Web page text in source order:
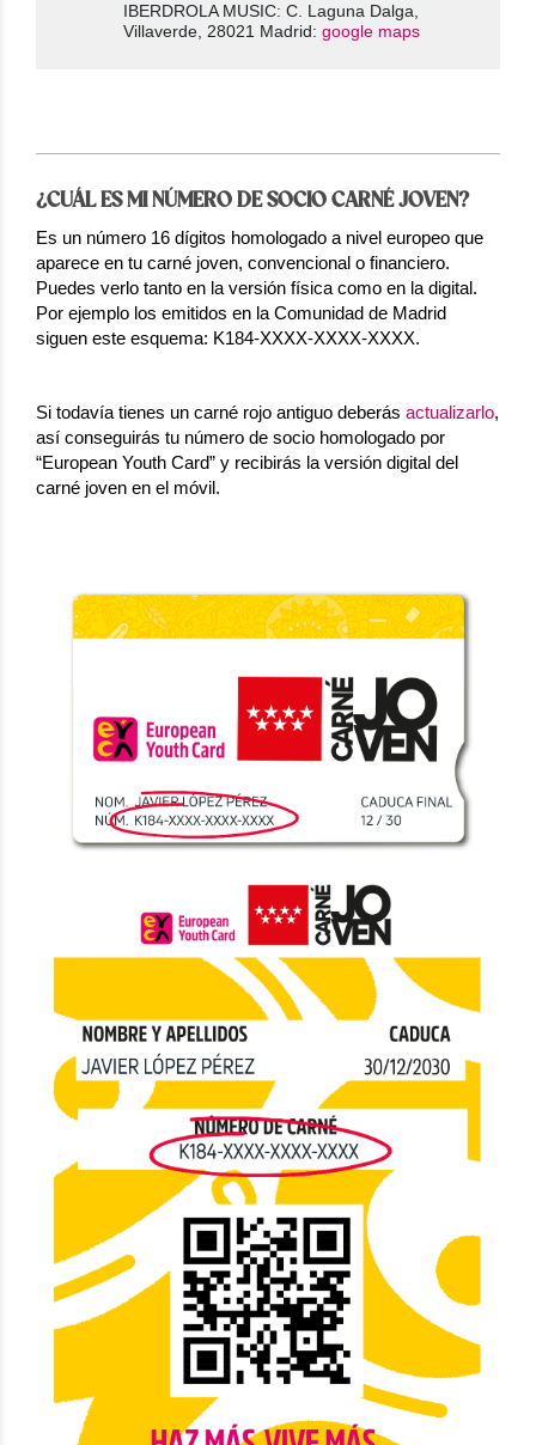
IBERDROLA MUSIC: C. Laguna Dalga,
Villaverde, 28021 Madrid: google maps
¿CUÁL ES MI NÚMERO DE SOCIO CARNÉ JOVEN?
Es un número 16 dígitos homologado a nivel europeo que
aparece en tu carné joven, convencional o financiero.
Puedes verlo tanto en la versión física como en la digital.
Por ejemplo los emitidos en la Comunidad de Madrid
siguen este esquema: K184-XXXX-XXXX-XXXX.
Si todavía tienes un carné rojo antiguo deberás actualizarlo,
así conseguirás tu número de socio homologado por
“European Youth Card” y recibirás la versión digital del
carné joven en el móvil.